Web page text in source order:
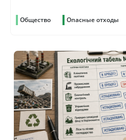
Общество Опасные отходы